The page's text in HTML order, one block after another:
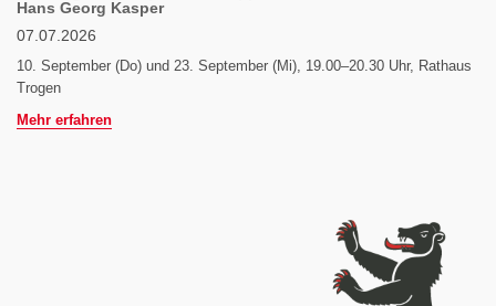
Hans Georg Kasper
07.07.2026
10. September (Do) und 23. September (Mi), 19.00–20.30 Uhr, Rathaus
Trogen
Mehr erfahren